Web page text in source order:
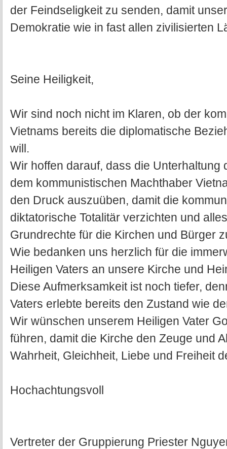
der Feindseligkeit zu senden, damit
Demokratie wie in fast allen zivilisierten
Seine Heiligkeit,
Wir sind noch nicht im Klaren, ob der
Vietnams bereits die diplomatische
will.
Wir hoffen darauf, dass die Unterhaltung
dem kommunistischen Machthaber
den Druck auszuüben, damit die
diktatorische Totalitär verzichten und
Grundrechte für die Kirchen und Bürger
Wie bedanken uns herzlich für die
Heiligen Vaters an unsere Kirche und
Diese Aufmerksamkeit ist noch tiefer,
Vaters erlebte bereits den Zustand wie
Wir wünschen unserem Heiligen Vater
führen, damit die Kirche den Zeuge und
Wahrheit, Gleichheit, Liebe und Freiheit
Hochachtungsvoll
Vertreter der Gruppierung Priester